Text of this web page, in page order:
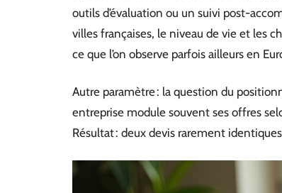
outils d’évaluation ou un suivi post-
villes françaises, le niveau de vie et les
ce que l’on observe parfois ailleurs en
Autre paramètre : la question du
entreprise module souvent ses offres
Résultat : deux devis rarement